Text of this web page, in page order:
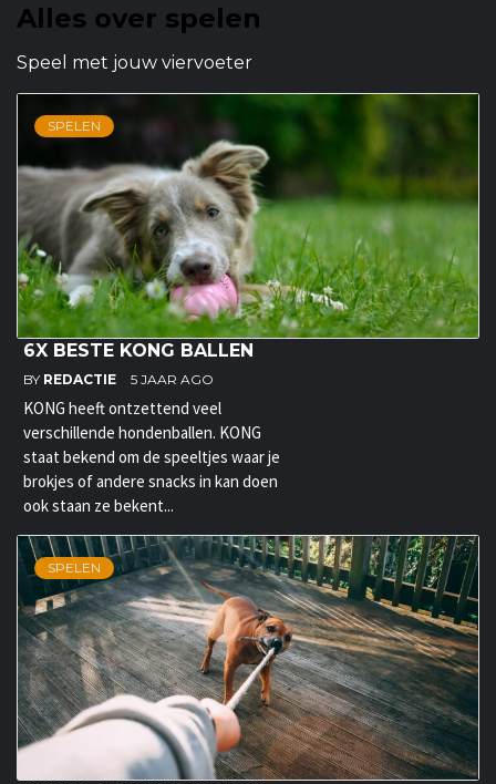
Alles over spelen
Speel met jouw viervoeter
SPELEN
6X BESTE KONG BALLEN
BY REDACTIE 5 JAAR AGO
KONG heeft ontzettend veel
verschillende hondenballen. KONG
staat bekend om de speeltjes waar je
brokjes of andere snacks in kan doen
ook staan ze bekent...
SPELEN